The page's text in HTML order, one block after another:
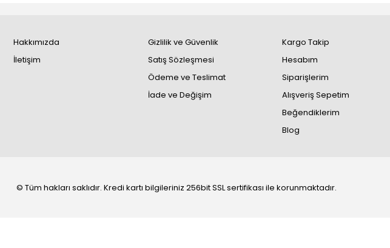
Hakkımızda
İletişim
Gizlilik ve Güvenlik
Satış Sözleşmesi
Ödeme ve Teslimat
İade ve Değişim
Kargo Takip
Hesabım
Siparişlerim
Alışveriş Sepetim
Beğendiklerim
Blog
© Tüm hakları saklıdır. Kredi kartı bilgileriniz 256bit SSL sertifikası ile korunmaktadır.